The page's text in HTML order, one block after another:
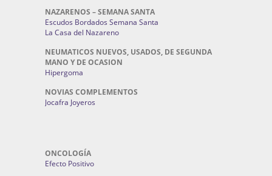
NAZARENOS – SEMANA SANTA
Escudos Bordados Semana Santa
La Casa del Nazareno
NEUMATICOS NUEVOS, USADOS, DE SEGUNDA
MANO Y DE OCASION
Hipergoma
NOVIAS COMPLEMENTOS
Jocafra Joyeros
ONCOLOGÍA
Efecto Positivo